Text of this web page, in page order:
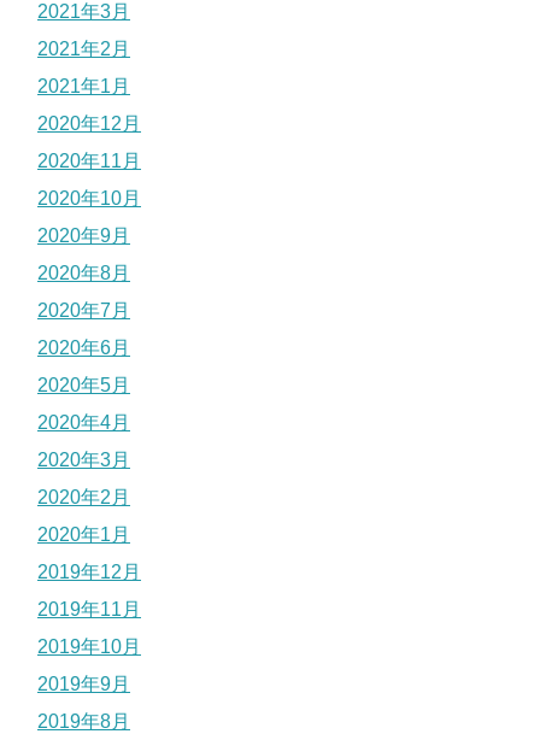
2021年3月
2021年2月
2021年1月
2020年12月
2020年11月
2020年10月
2020年9月
2020年8月
2020年7月
2020年6月
2020年5月
2020年4月
2020年3月
2020年2月
2020年1月
2019年12月
2019年11月
2019年10月
2019年9月
2019年8月